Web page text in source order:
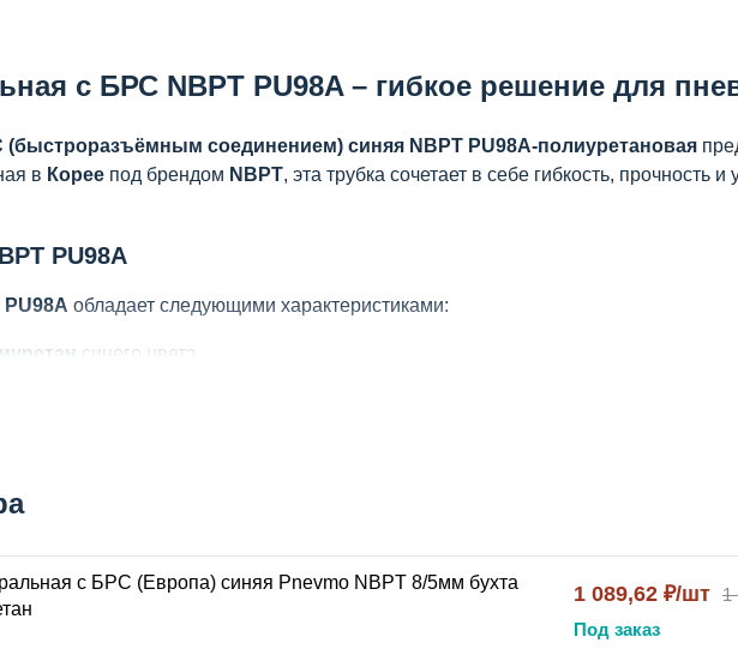
с БРС NBPT PU98A – гибкое решение для
соединением) синяя NBPT PU98A-полиуретановая
в Корее под брендом NBPT, эта трубка сочетает в себе гибкость, прочность
PU98A
обладает следующими характеристиками:
синего цвета
соединение (БРС)
PU98A
PU98Aшироко используется в:
воздуха
оборудовании
с БРС (Европа) синяя Pnevmo NBPT 8/5мм бухта
1 089,62 ₽/шт 1
Под заказ